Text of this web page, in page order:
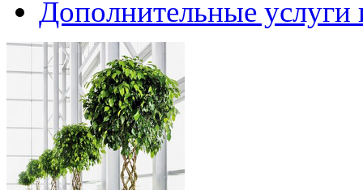
Дополнительные услуги